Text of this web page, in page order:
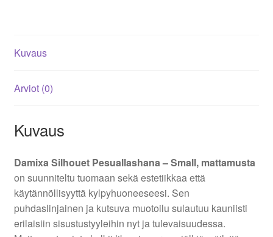
Kuvaus
Arviot (0)
Kuvaus
Damixa Silhouet Pesuallashana – Small, mattamusta
on suunniteltu tuomaan sekä estetiikkaa että
käytännöllisyyttä kylpyhuoneeseesi. Sen
puhdaslinjainen ja kutsuva muotoilu sulautuu kauniisti
erilaisiin sisustustyyleihin nyt ja tulevaisuudessa.